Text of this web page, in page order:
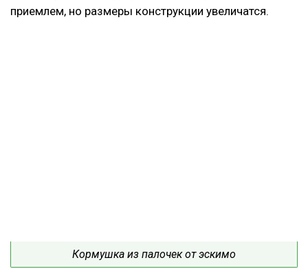
приемлем, но размеры конструкции увеличатся.
Кормушка из палочек от эскимо